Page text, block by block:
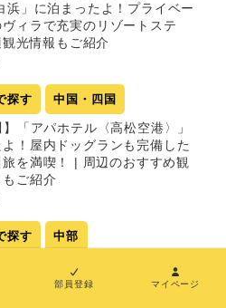
浜」に泊まったよ！プライベー
ヴィラで充実のリゾートステ
光情報もご紹介
探す 中国・四国
】「アパホテル〈高松空港〉」
！屋内ドッグランも完備した
を満喫！ | 周辺のおすすめ観
ご紹介
探す 中部
】「アパホテル＆リゾート〈上
に泊まったよ！大自然を間近で
部員登録 マイページ